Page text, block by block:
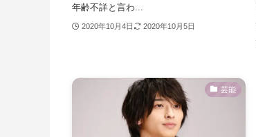
年齢不詳と言わ...
2020年10月4日 2020年10月5日
芸能